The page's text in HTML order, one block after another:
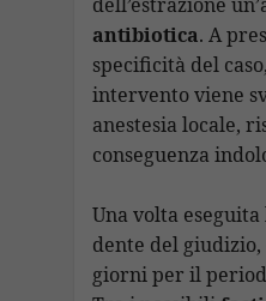
antibiotica. A
specificità del
intervento viene
anestesia locale,
conseguenza
Una volta eseguita
dente del
giorni per il